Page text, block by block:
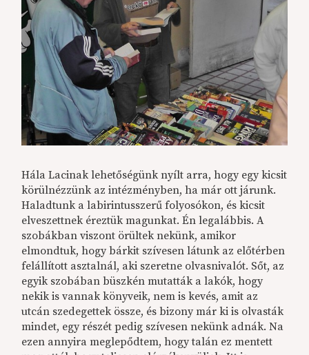
Hála Lacinak lehetőségünk nyílt arra, hogy egy kicsit
körülnézzünk az intézményben, ha már ott járunk.
Haladtunk a labirintusszerű folyosókon, és kicsit
elveszettnek éreztük magunkat. Én legalábbis. A
szobákban viszont örültek nekünk, amikor
elmondtuk, hogy bárkit szívesen látunk az előtérben
felállított asztalnál, aki szeretne olvasnivalót. Sőt, az
egyik szobában büszkén mutatták a lakók, hogy
nekik is vannak könyveik, nem is kevés, amit az
utcán szedegettek össze, és bizony már ki is olvasták
mindet, egy részét pedig szívesen nekünk adnák. Na
ezen annyira meglepődtem, hogy talán ez mentett